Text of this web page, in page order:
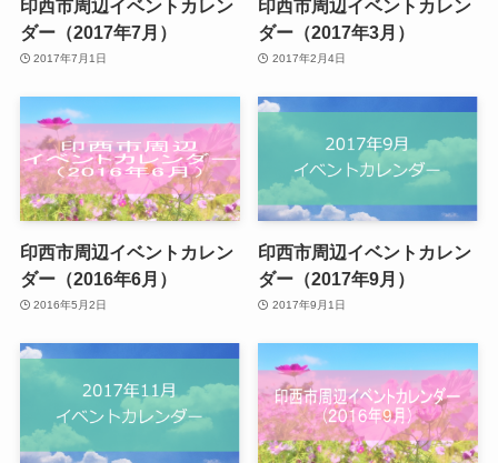
印西市周辺イベントカレン
ダー（2017年7月）
2017年7月1日
印西市周辺イベントカレン
ダー（2017年3月）
2017年2月4日
印西市周辺イベントカレン
ダー（2016年6月）
2016年5月2日
印西市周辺イベントカレン
ダー（2017年9月）
2017年9月1日